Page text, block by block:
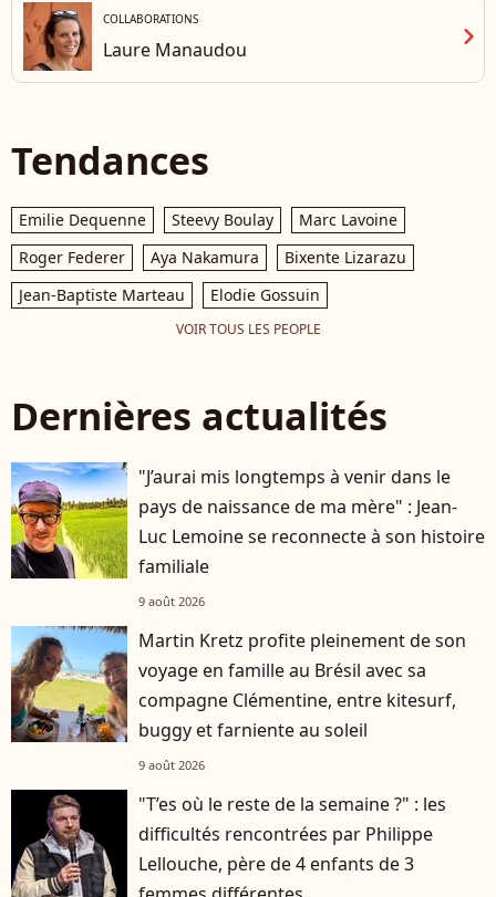
COLLABORATIONS
Laure Manaudou chevron_right
Tendances
Emilie Dequenne Steevy Boulay
Marc Lavoine
Roger Federer
Aya Nakamura
Bixente Lizarazu
Jean-Baptiste Marteau
Elodie Gossuin
VOIR TOUS LES PEOPLE
Dernières actualités
"J’aurai mis longtemps à venir dans le
pays de naissance de ma mère" : Jean-
Luc Lemoine se reconnecte à son histoire
familiale
9 août 2026
Martin Kretz profite pleinement de son
voyage en famille au Brésil avec sa
compagne Clémentine, entre kitesurf,
buggy et farniente au soleil
9 août 2026
"T’es où le reste de la semaine ?" : les
difficultés rencontrées par Philippe
Lellouche, père de 4 enfants de 3